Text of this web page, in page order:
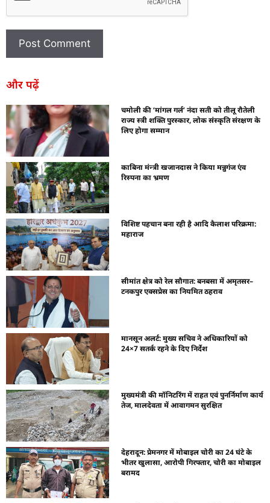
और पढ़ें
चमोली की ‘मांगल गर्ल’ नंदा सती को तीलू रौतेली
राज्य स्त्री शक्ति पुरस्कार, लोक संस्कृति संरक्षण के
लिए होगा सम्मान
काबिना मंन्त्री खजानदास ने किया मन्नुगंज एंव
रिस्पना का भ्रमण
विशिष्ट पहचान बना रही है आदि कैलाश परिक्रमा:
महाराज
सीमांत क्षेत्र को रेल सौगात: बनबसा में अमृतसर–
टनकपुर एक्सप्रेस का नियमित ठहराव
मानसून अलर्ट: मुख्य सचिव ने अधिकारियों को
24×7 सतर्क रहने के दिए निर्देश
मुख्यमंत्री की मॉनिटरिंग में राहत एवं पुनर्निर्माण कार्य
तेज, मालदेवता में आवागमन सुरक्षित
देहरादून: प्रेमनगर में मोबाइल चोरी का 24 घंटे के
भीतर खुलासा, आरोपी गिरफ्तार, चोरी का मोबाइल
बरामद